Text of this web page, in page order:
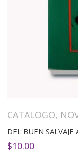
CATALOGO,
DEL BUEN
$10.00